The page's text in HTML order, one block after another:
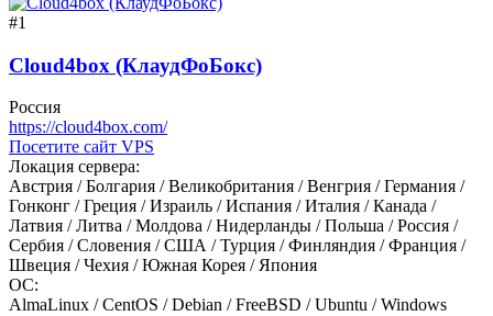
#1
Cloud4box (КлаудФоБокс)
Россия
https://cloud4box.com/
Посетите сайт VPS
Локация сервера:
Австрия / Болгария / Великобритания / Венгрия / Германия /
Гонконг / Греция / Израиль / Испания / Италия / Канада /
Латвия / Литва / Молдова / Нидерланды / Польша / Россия /
Сербия / Словения / США / Турция / Финляндия / Франция /
Швеция / Чехия / Южная Корея / Япония
ОС:
AlmaLinux / CentOS / Debian / FreeBSD / Ubuntu / Windows